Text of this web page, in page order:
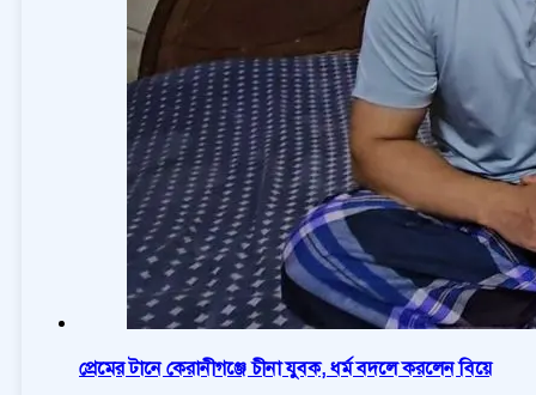
প্রেমের টানে কেরানীগঞ্জে চীনা যুবক, ধর্ম বদলে করলেন বিয়ে